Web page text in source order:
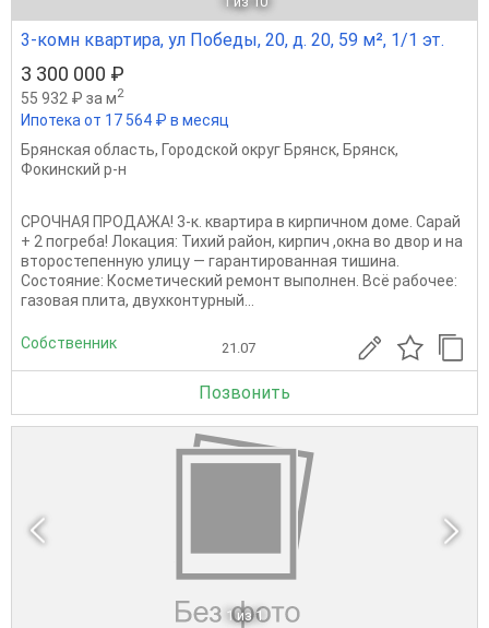
3-комн квартира, ул Победы, 20, д. 20, 59 м², 1/1 эт.
3 300 000 ₽
55 932 ₽ за м2
Ипотека от 17 564 ₽ в месяц
Брянская область, Городской округ Брянск, Брянск,
Фокинский р-н
СРОЧНАЯ ПРОДАЖА! 3-к. квартира в кирпичном доме. Сарай
+ 2 погреба! Локация: Тихий район, кирпич ,окна во двор и на
второстепенную улицу — гарантированная тишина.
Состояние: Косметический ремонт выполнен. Всё рабочее:
газовая плита, двухконтурный...
Собственник 21.07
Позвонить
1 из 1